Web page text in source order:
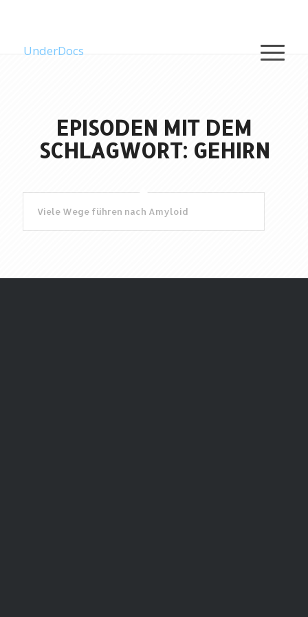
UnderDocs
EPISODEN MIT DEM
SCHLAGWORT: GEHIRN
Viele Wege führen nach Amyloid